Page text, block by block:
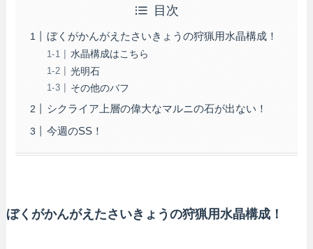
目次
ぼくがかんがえたさいきょうの狩猟用水晶構成！
水晶構成はこちら
光明石
その他のバフ
シクライア上層の偉大なマルニの石が出ない！
今週のSS！
ぼくがかんがえたさいきょうの狩猟用水晶構成！